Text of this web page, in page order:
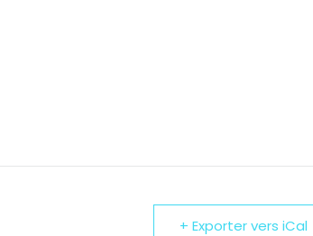
+ Exporter vers iCal